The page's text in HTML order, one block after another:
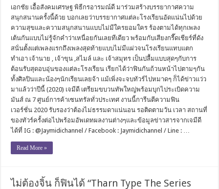
เอกชัย เอื้อสังคมเศรษฐ พิธีกรอารมณ์ดี มาร่วมสร้างบรรยากาศความ
สนุกสนานครั้งนี้ด้วย บอกเลยว่าบรรยากาศแต่ละโรงเรียนอัดแน่นไปด้วย
ความสุขและความสนุกสนานแบบไม่มีใครยอมใคร ร้องตามได้ทุกเพลง
เต้นกันแบบไม่รู้จักคำว่าเหนื่อยกันเลยทีเดียว พร้อมกับเสียงกรี๊ดเชียร์ที่ดัง
สนั่นตั้งแต่เพลงแรกถึงเพลงสุดท้ายแบบไม่มีแผ่วจนโรงเรียนแทบแตก
ทำเอา เจ้านาย , เจ้าขุน ,สไมล์ และ เจ้าสมุทร เป็นปลื้มแบบสุดๆกับการ
ต้อนรับสุดอบอุ่นของแต่ละโรงเรียน เรียกได้ว่าฟินกันถ้วนหน้าไปตามๆกัน
ทั้งศิลปินและน้องๆนักเรียนเลยจ้า แม้เพิ่งจะจบทัวร์ไปหมาดๆ ก็ได้ข่าวแว่ว
มาแล้วว่าปีนี้ (2020) เจมีดี เตรียมขบวนทัพใหญ่พร้อมบุกไประเบิดความ
มันส์ ณ 7 ศูนย์การค้าเซนทรัลทั่วประเทศ งานนี้การีนตีความฟิน
เวอร์ชั่น 2020 รับรองว่าต้องไม่ธรรมดาแน่นอน รอติดตามวัน เวลา สถานที่
ของทัวร์ครั้งต่อไปพร้อมอัพเดทผลงานต่างๆและข้อมูลข่าวสารจากเจมีดี
ได้ที่ IG : @Jaymidichannel / Facebook : Jaymidichannel / Line : …
Read More »
ไม่ต้องจิ้น ก็ฟินได้ “Tharn Type The Series